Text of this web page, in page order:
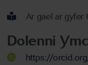
Ar gael ar gyfer
Dolenni
https://